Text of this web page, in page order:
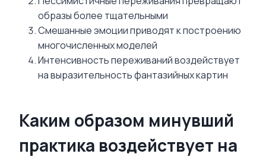
образы более тщательными
Смешанные эмоции приводят к построению
многочисленных моделей
Интенсивность переживаний воздействует
на выразительность фантазийных картин
Каким образом минувший
практика воздействует на